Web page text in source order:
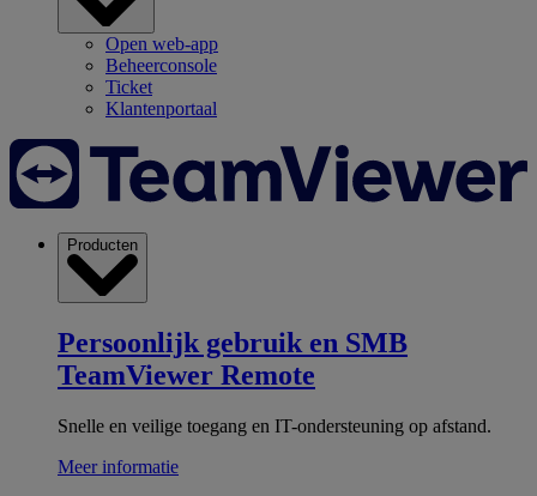
Open web-app
Beheerconsole
Ticket
Klantenportaal
Producten
Persoonlijk gebruik en SMB
TeamViewer Remote
Snelle en veilige toegang en IT-ondersteuning op afstand.
Meer informatie